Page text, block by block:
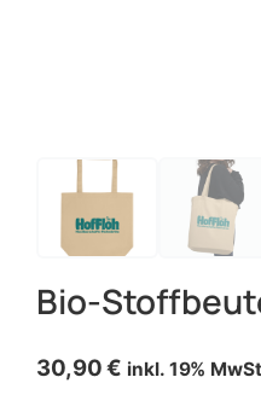
Bio-
30,90€ inkl. 19%